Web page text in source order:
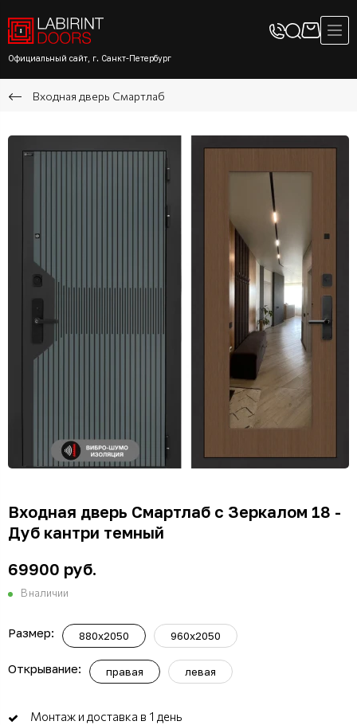
Официальный сайт, г. Санкт-Петербург
Входная дверь Смартлаб
Входная дверь Смартлаб с Зеркалом 18 -
Дуб кантри темный
69900 руб.
В наличии
Размер: 880x2050 960x2050
Открывание: правая левая
Монтаж и доставка в 1 день